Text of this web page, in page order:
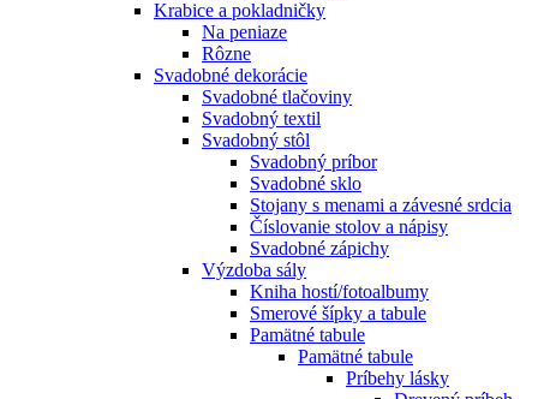
Krabice a pokladničky
Na peniaze
Rôzne
Svadobné dekorácie
Svadobné tlačoviny
Svadobný textil
Svadobný stôl
Svadobný príbor
Svadobné sklo
Stojany s menami a závesné srdcia
Číslovanie stolov a nápisy
Svadobné zápichy
Výzdoba sály
Kniha hostí/fotoalbumy
Smerové šípky a tabule
Pamätné tabule
Pamätné tabule
Príbehy lásky